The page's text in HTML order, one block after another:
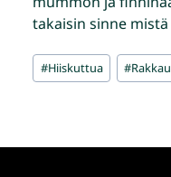
takaisin sinne
Avainsanat:
#Hiiskuttua #